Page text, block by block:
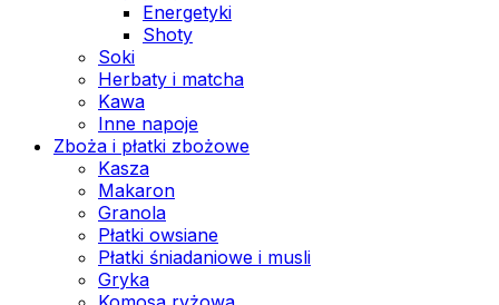
Energetyki
Shoty
Soki
Herbaty i matcha
Kawa
Inne napoje
Zboża i płatki zbożowe
Kasza
Makaron
Granola
Płatki owsiane
Płatki śniadaniowe i musli
Gryka